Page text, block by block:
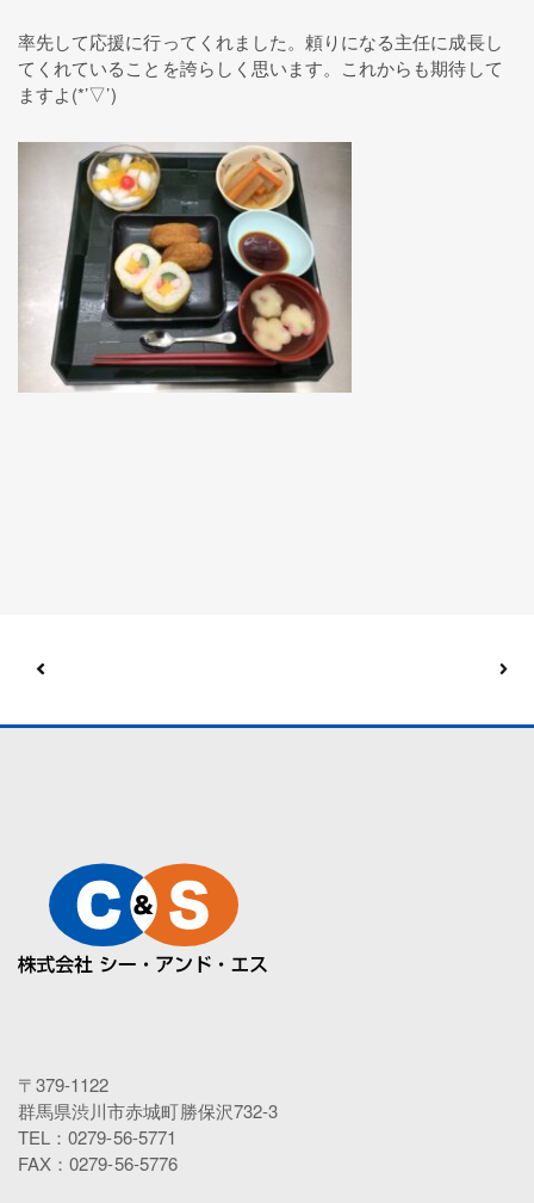
率先して応援に行ってくれました。頼りになる主任に成長し
てくれていることを誇らしく思います。これからも期待して
ますよ(*’▽’)
〒379-1122
群馬県渋川市赤城町勝保沢732-3
TEL：0279-56-5771
FAX：0279-56-5776